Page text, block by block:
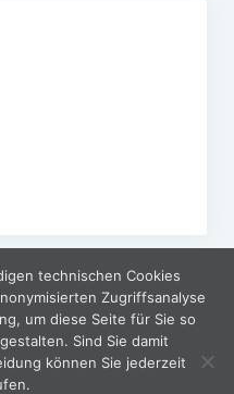
technischen Cookies
Zugriffsanalyse
um diese Seite für Sie so
Sind Sie damit
können Sie jederzeit